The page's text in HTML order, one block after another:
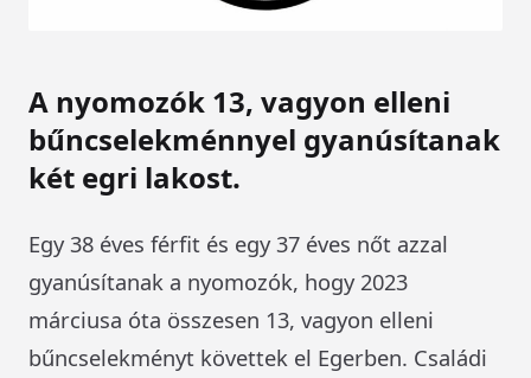
A nyomozók 13, vagyon elleni
bűncselekménnyel gyanúsítanak
két egri lakost.
Egy 38 éves férfit és egy 37 éves nőt azzal
gyanúsítanak a nyomozók, hogy 2023
márciusa óta összesen 13, vagyon elleni
bűncselekményt követtek el Egerben. Családi